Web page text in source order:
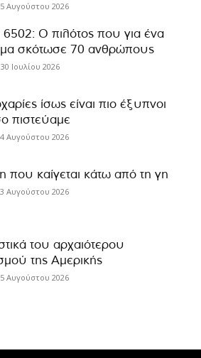
5 Αυγούστου 2026
6502: Ο πιλότος που για ένα
σκότωσε 70 ανθρώπους
30 Ιουλίου 2026
ίσως είναι πιο έξυπνοι
πιστεύαμε
4 Αυγούστου 2026
που καίγεται κάτω από τη γη
3 Αυγούστου 2026
του αρχαιότερου
της Αμερικής
5 Αυγούστου 2026